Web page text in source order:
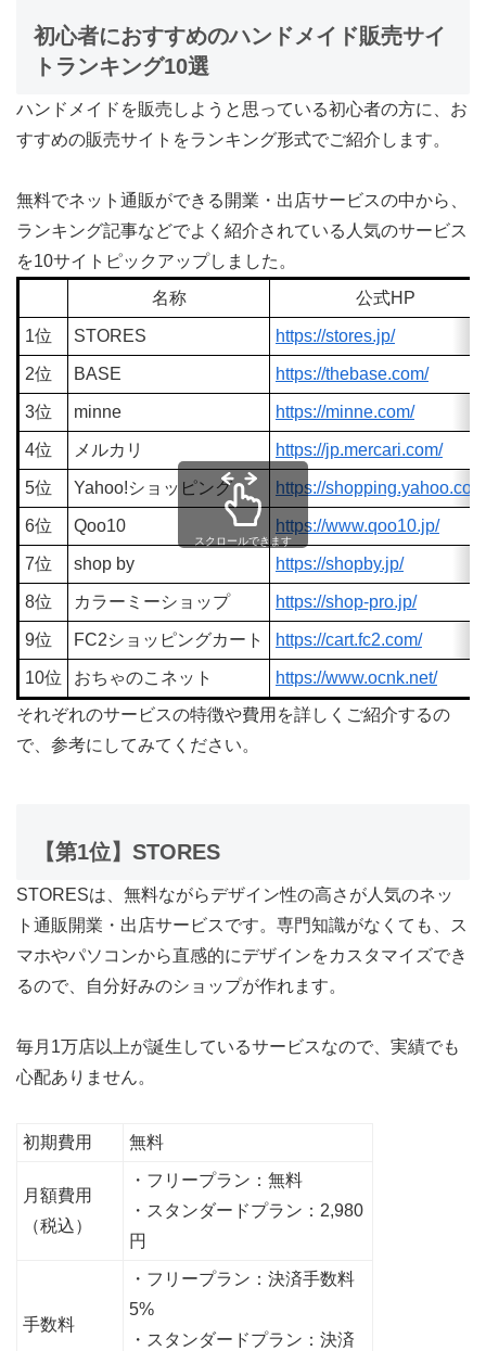
初心者におすすめのハンドメイド販売サイ
トランキング10選
ハンドメイドを販売しようと思っている初心者の方に、お
すすめの販売サイトをランキング形式でご紹介します。
無料でネット通販ができる開業・出店サービスの中から、
ランキング記事などでよく紹介されている人気のサービス
を10サイトピックアップしました。
名称
公式HP
1位 STORES https://stores.jp/
2位 BASE https://thebase.com/
3位 minne https://minne.com/
4位 メルカリ https://jp.mercari.com/
5位 Yahoo!ショッピング https://
6位 Qoo10 https://www.qoo10.jp/
7位 shop by https://shopby.jp/
8位 カラーミーショップ https://shop-pro.jp/
9位 FC2ショッピングカート https://cart.fc2.com/
10位 おちゃのこネット https://www.ocnk.net/
スクロールできます
それぞれのサービスの特徴や費用を詳しくご紹介するの
で、参考にしてみてください。
【第1位】STORES
STORESは、無料ながらデザイン性の高さが人気のネッ
ト通販開業・出店サービスです。専門知識がなくても、ス
マホやパソコンから直感的にデザインをカスタマイズでき
るので、自分好みのショップが作れます。
毎月1万店以上が誕生しているサービスなので、実績でも
心配ありません。
初期費用 無料
月額費用
（税込）
・フリープラン：無料
・スタンダードプラン：2,980
円
手数料
・フリープラン：決済手数料
5%
・スタンダードプラン：決済